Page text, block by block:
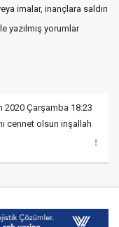
imalar, inançlara saldırı
yazılmış yorumlar
2020 Çarşamba 18:23
cennet olsun inşallah